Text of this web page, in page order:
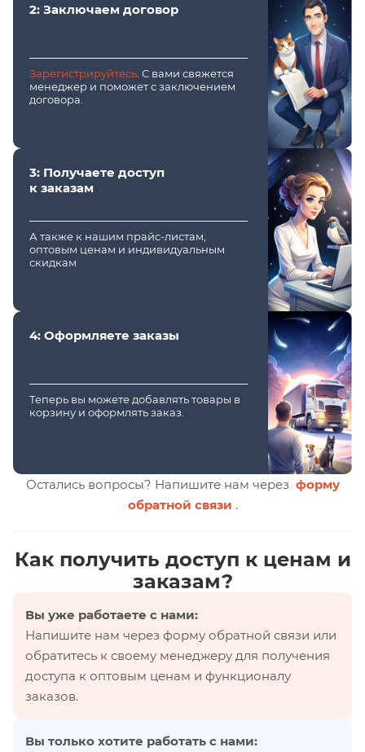
2: Заключаем договор
Зарегистрируйтесь . С вами свяжется
менеджер и поможет с заключением
договора.
3: Получаете доступ
к заказам
А также к нашим прайс-листам,
оптовым ценам и индивидуальным
скидкам
4: Оформляете заказы
Теперь вы можете добавлять товары в
корзину и оформлять заказ.
Остались вопросы? Напишите нам через форму
обратной связи .
Как получить доступ к ценам и
заказам?
Вы уже работаете с нами:
Напишите нам через форму обратной связи или
обратитесь к своему менеджеру для получения
доступа к оптовым ценам и функционалу
заказов.
Вы только хотите работать с нами: